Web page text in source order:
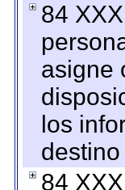
84
asigne
los
84